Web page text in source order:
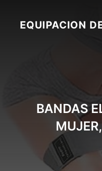
contentEQUIPACION
BANDAS